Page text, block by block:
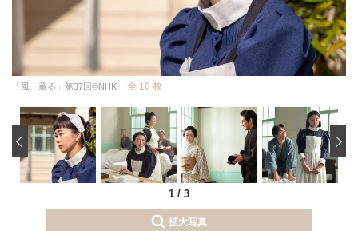
「風、薫る」第37回©NHK 全 10 枚
1 / 3
‹
拡大写真